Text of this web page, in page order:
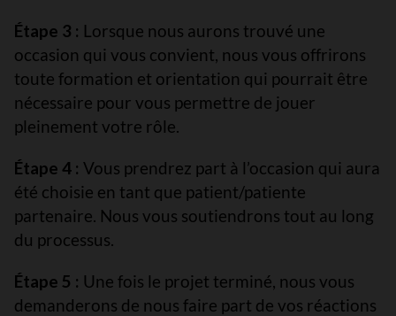
Étape 3 : Lorsque nous aurons trouvé une
occasion qui vous convient, nous vous offrirons
toute formation et orientation qui pourrait être
nécessaire pour vous permettre de jouer
pleinement votre rôle.
Étape 4 : Vous prendrez part à l’occasion qui aura
été choisie en tant que patient/patiente
partenaire. Nous vous soutiendrons tout au long
du processus.
Étape 5 : Une fois le projet terminé, nous vous
demanderons de nous faire part de vos réactions